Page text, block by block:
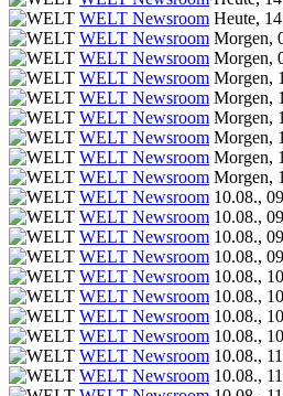
WELT Newsroom Heute,
WELT Newsroom Morgen,
WELT Newsroom Morgen,
WELT Newsroom Morgen,
WELT Newsroom Morgen,
WELT Newsroom Morgen,
WELT Newsroom Morgen,
WELT Newsroom Morgen,
WELT Newsroom Morgen,
WELT Newsroom 10.08.,
WELT Newsroom 10.08.,
WELT Newsroom 10.08.,
WELT Newsroom 10.08.,
WELT Newsroom 10.08.,
WELT Newsroom 10.08.,
WELT Newsroom 10.08.,
WELT Newsroom 10.08.,
WELT Newsroom 10.08.,
WELT Newsroom 10.08.,